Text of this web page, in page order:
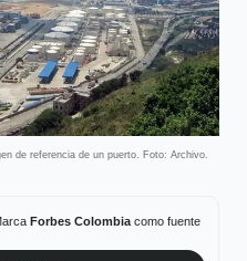
de referencia de un puerto. Foto: Archivo.
Forbes Colombiacomo fuente